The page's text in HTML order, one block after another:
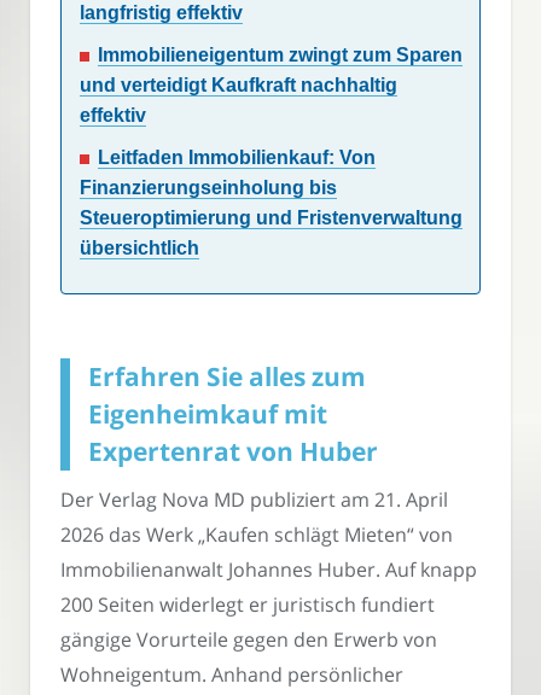
langfristig effektiv
Immobilieneigentum zwingt zum Sparen
und verteidigt Kaufkraft nachhaltig
effektiv
Leitfaden Immobilienkauf: Von
Finanzierungseinholung bis
Steueroptimierung und Fristenverwaltung
übersichtlich
Erfahren Sie alles zum
Eigenheimkauf mit
Expertenrat von Huber
Der Verlag Nova MD publiziert am 21. April
2026 das Werk „Kaufen schlägt Mieten“ von
Immobilienanwalt Johannes Huber. Auf knapp
200 Seiten widerlegt er juristisch fundiert
gängige Vorurteile gegen den Erwerb von
Wohneigentum. Anhand persönlicher